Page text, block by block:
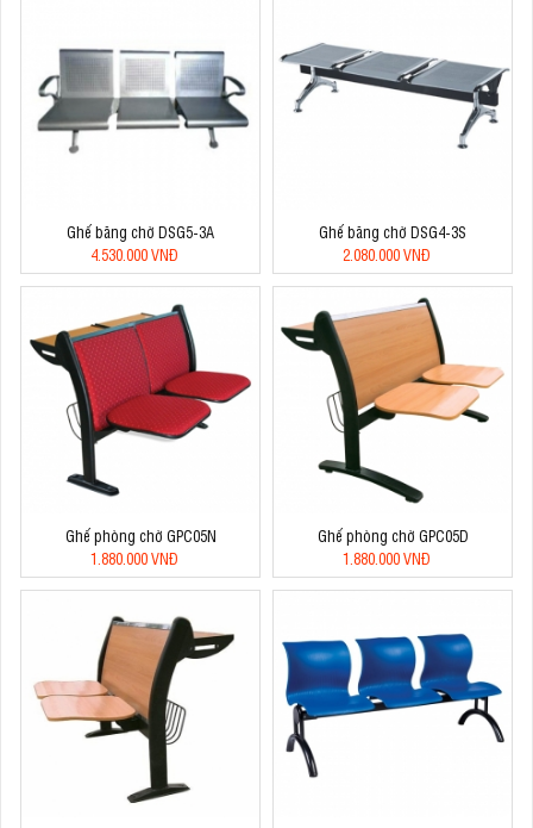
Ghế băng chờ DSG5-3A
4.530.000 VNĐ
Ghế băng chờ DSG4-3S
2.080.000 VNĐ
Ghế phòng chờ GPC05N
1.880.000 VNĐ
Ghế phòng chờ GPC05D
1.880.000 VNĐ